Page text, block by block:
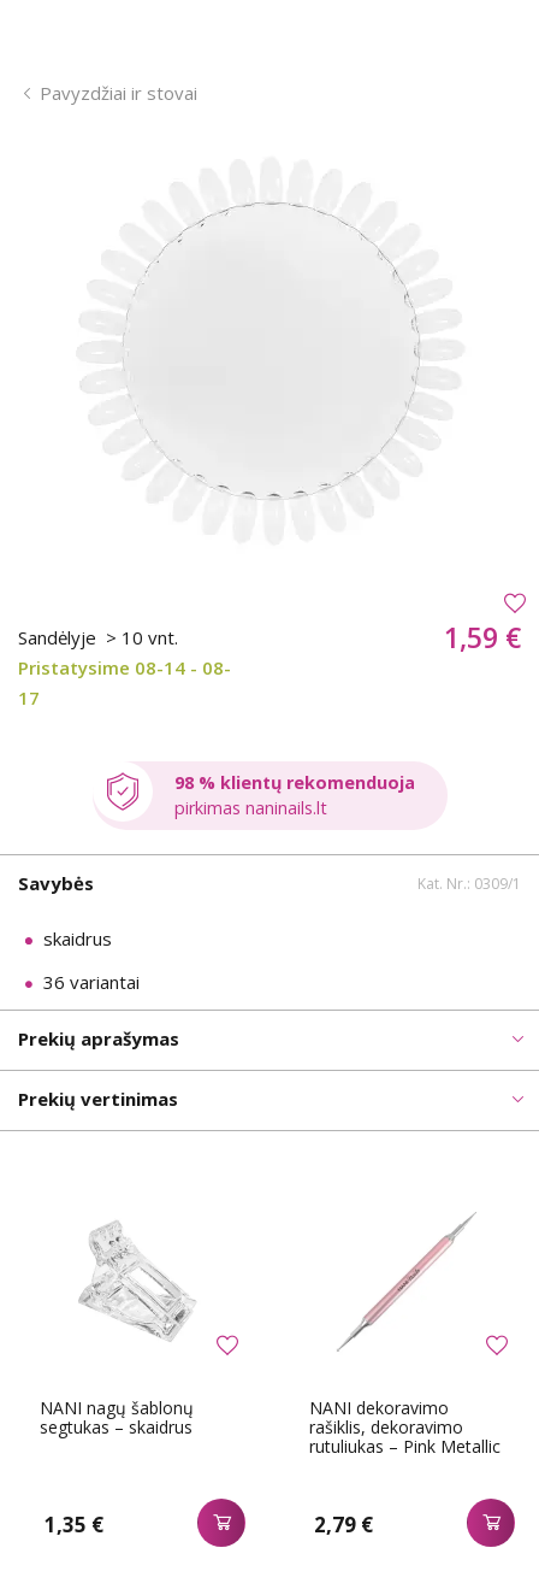
Pavyzdžiai ir stovai
Sandėlyje > 10 vnt.
Pristatysime 08-14 - 08-
17
1,59 €
98 % klientų rekomenduoja
pirkimas naninails.lt
Savybės Kat. Nr.: 0309/1
skaidrus
36 variantai
Prekių aprašymas
Prekių vertinimas
NANI nagų šablonų
segtukas – skaidrus
1,35 €
NANI dekoravimo
rašiklis, dekoravimo
rutuliukas – Pink Metallic
2,79 €